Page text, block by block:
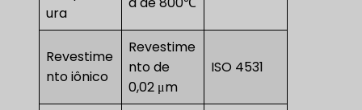
ura
Revestime
nto iônico
Revestime
nto de
0,02 μm
ISO 4531